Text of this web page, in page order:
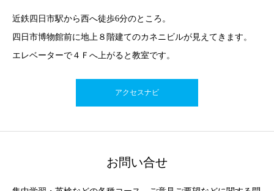
近鉄四日市駅から西へ徒歩6分のところ。
四日市博物館前に地上８階建てのカネニビルが見えてきます。
エレベーターで４Ｆへ上がると教室です。
アクセスナビ
お問い合せ